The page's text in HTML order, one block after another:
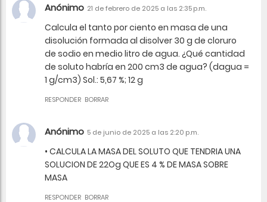
Anónimo 21 de febrero de 2025 a las 2:35 p.m.
Calcula el tanto por ciento en masa de una
disolución formada al disolver 30 g de cloruro
de sodio en medio litro de agua. ¿Qué cantidad
de soluto habría en 200 cm3 de agua? (dagua =
1 g/cm3) Sol.: 5,67 %; 12 g
RESPONDER BORRAR
Anónimo 5 de junio de 2025 a las 2:20 p.m.
• CALCULA LA MASA DEL SOLUTO QUE TENDRIA UNA
SOLUCION DE 22Og QUE ES 4 % DE MASA SOBRE
MASA
RESPONDER BORRAR